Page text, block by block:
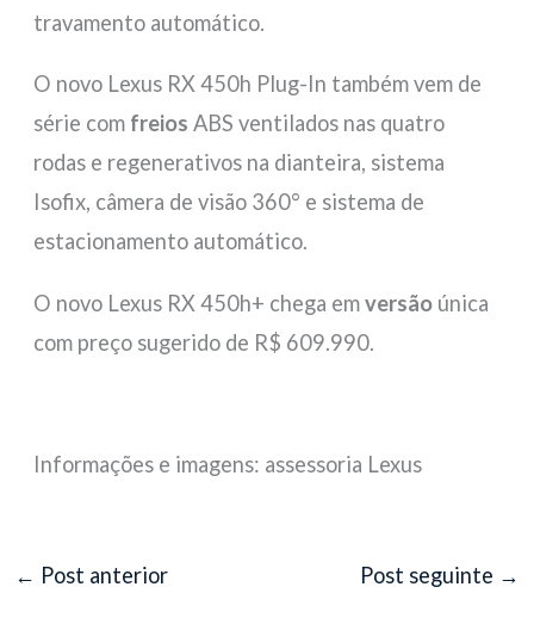
travamento automático.
O novo Lexus RX 450h Plug-In também vem de
série com freios ABS ventilados nas quatro
rodas e regenerativos na dianteira, sistema
Isofix, câmera de visão 360° e sistema de
estacionamento automático.
O novo Lexus RX 450h+ chega emversão única
com preço sugerido de R$ 609.990.
Informações e imagens: assessoria Lexus
← Post anterior Post seguinte →